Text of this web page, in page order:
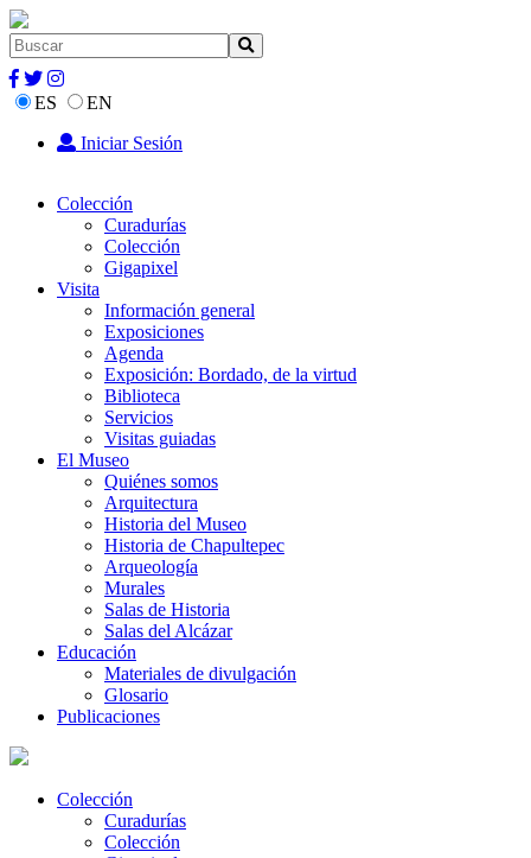
ES
EN
Iniciar Sesión
Colección
Curadurías
Colección
Gigapixel
Visita
Información general
Exposiciones
Agenda
Exposición: Bordado, de la virtud
Biblioteca
Servicios
Visitas guiadas
El Museo
Quiénes somos
Arquitectura
Historia del Museo
Historia de Chapultepec
Arqueología
Murales
Salas de Historia
Salas del Alcázar
Educación
Materiales de divulgación
Glosario
Publicaciones
Colección
Curadurías
Colección